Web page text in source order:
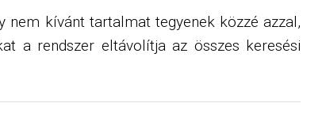
nem kívánt tartalmat tegyenek közzé azzal,
a rendszer eltávolítja az összes keresési